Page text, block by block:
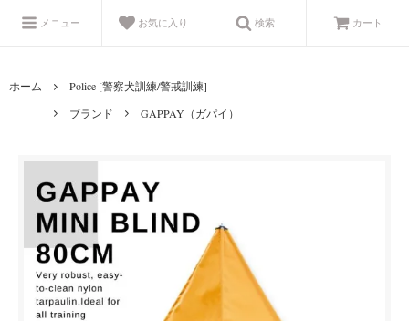
メニュー お気に入り 検索 カート
ホーム
Police [警察犬訓練/警戒訓練]
ブランド
GAPPAY（ガパイ）